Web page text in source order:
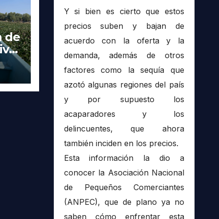
de
Y si bien es cierto que estos
precios suben y bajan de
acuerdo con la oferta y la
demanda, además de otros
factores como la sequía que
azotó algunas regiones del país
y por supuesto los
acaparadores y los
delincuentes, que ahora
también inciden en los precios.
Esta información la dio a
conocer la Asociación Nacional
de Pequeños Comerciantes
(ANPEC), que de plano ya no
saben cómo enfrentar esta